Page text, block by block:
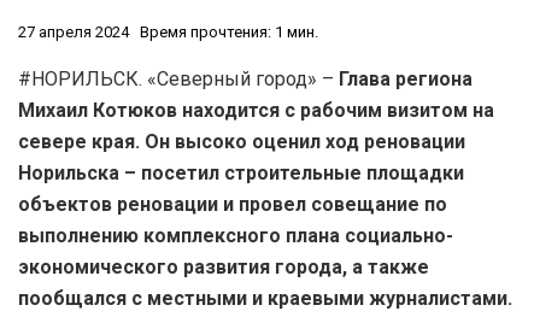
27 апреля 2024 Время прочтения: 1 мин.
#НОРИЛЬСК. «Северный город» – Глава региона
Михаил Котюков находится с рабочим визитом на
севере края. Он высоко оценил ход реновации
Норильска – посетил строительные площадки
объектов реновации и провел совещание по
выполнению комплексного плана социально-
экономического развития города, а также
пообщался с местными и краевыми журналистами.